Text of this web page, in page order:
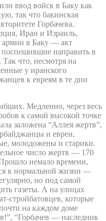
ввод войск в Баку как
так что бакинская
Горбачева.
Иран и Израиль,
армии в Баку — акт
направить в
что, несмотря на
у иранского
к евреям в те дни
Медленно, через весь
к самой высокой точке
заложена “Аллея жертв”,
и евреи,
молодожены и старики.
число жертв — 170
немало времени,
к нормальной жизни —
но под самой
газеты. А на улицах
стройбатовцев, которые
на каждом доме
“Горбачев — наследник